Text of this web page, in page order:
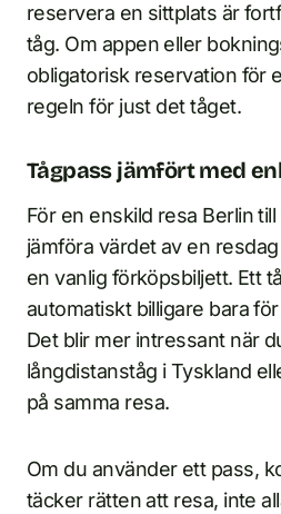
reservera en sittplats är
tåg. Om appen eller
obligatorisk reservation för
regeln för just det tåget.
Tågpass jämfört med
För en enskild resa Berlin
jämföra värdet av en
en vanlig förköpsbiljett. Ett
automatiskt billigare bara
Det blir mer intressant när
långdistanståg i Tyskland
på samma resa.
Om du använder ett pass,
täcker rätten att resa, inte